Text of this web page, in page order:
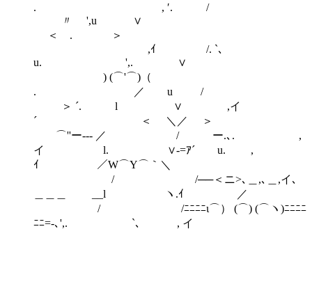
. , ′. /
〃 ',u ∨
＜ .ゝ ＞
,ｲ /. `､
u. ',. ∨
) (⌒'⌒)（
. ／ u /
＞ ´. l ∨ ,イ
´ ＜ ＼／ ＞
⌒''ー--- ／ / ー.､. ,
イ l. ∨‐=ｱ´ u. ,
ｲ ／W⌒Y⌒｀＼
/ /──＜ニ>､＿,､＿,イ､
＿＿＿ __l ヽ.ｲ ／
/ /ﾆﾆﾆﾆι⌒） (⌒) (⌒ヽ)ﾆﾆﾆﾆ
ﾆﾆ=‐､',. `､ , イ